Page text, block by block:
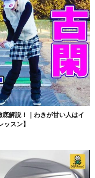
解説！｜わきが甘い人はイ
ッスン】